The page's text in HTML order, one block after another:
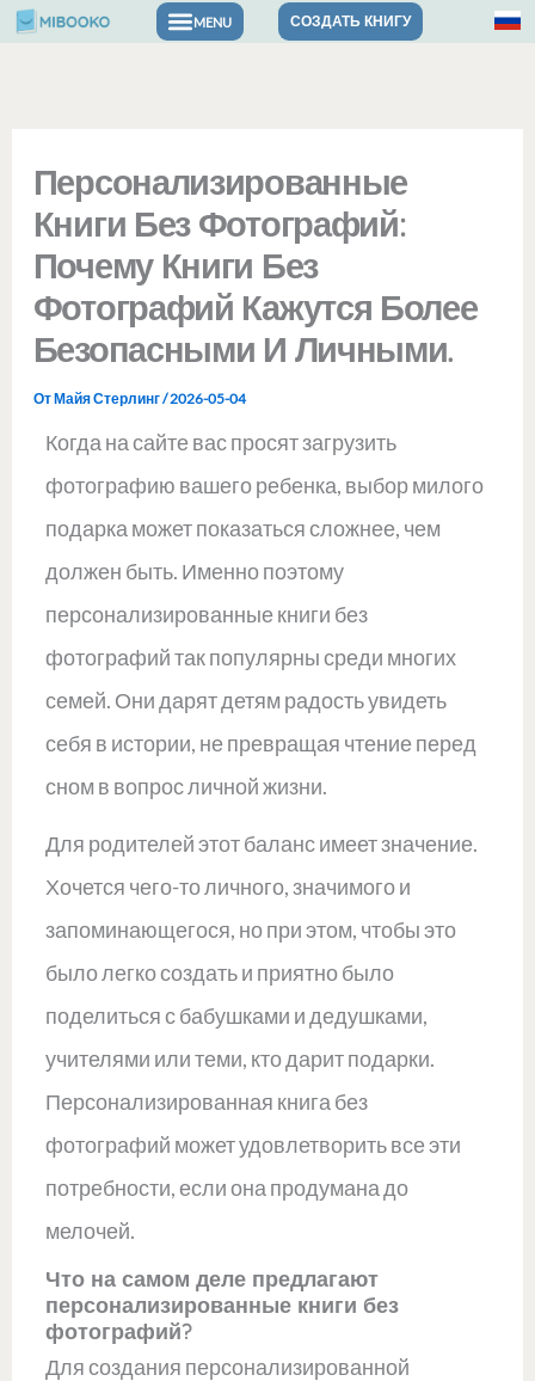
Перейти
СОЗДАТЬ КНИГУ
Персонализированные
Книги Без Фотографий:
Почему Книги Без
Фотографий Кажутся Более
Безопасными И Личными.
ОтМайя Стерлинг/2026-05-04
Когда на сайте вас просят загрузить
фотографию вашего ребенка, выбор милого
подарка может показаться сложнее, чем
должен быть. Именно поэтому
персонализированные книги без
фотографий так популярны среди многих
семей. Они дарят детям радость увидеть
себя в истории, не превращая чтение перед
сном в вопрос личной жизни.
Для родителей этот баланс имеет значение.
Хочется чего-то личного, значимого и
запоминающегося, но при этом, чтобы это
было легко создать и приятно было
поделиться с бабушками и дедушками,
учителями или теми, кто дарит подарки.
Персонализированная книга без
фотографий может удовлетворить все эти
потребности, если она продумана до
мелочей.
Что на самом деле предлагают
персонализированные книги без
фотографий?
Для создания персонализированной